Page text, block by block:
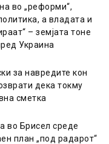
во „реформи“,
а владата и
– земјата тоне
Украина
за навредите кон
дека токму
сметка
во Брисел среде
план „под радарот“